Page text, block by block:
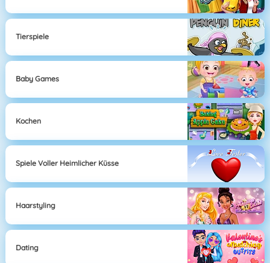
Tierspiele
Baby Games
Kochen
Spiele Voller Heimlicher Küsse
Haarstyling
Dating